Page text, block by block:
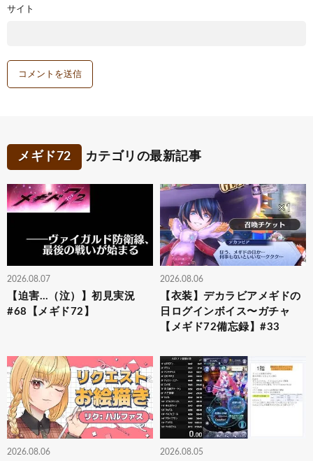
サイト
メギド72 カテゴリの最新記事
2026.08.07
【迫害…（泣）】初見実況
#68【メギド72】
2026.08.06
【衣装】デカラビアメギドの
日ログインボイス〜ガチャ
【メギド72備忘録】#33
2026.08.06 2026.08.05